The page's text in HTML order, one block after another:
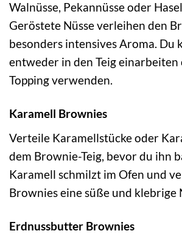
Walnüsse, Pekannüsse oder
Geröstete Nüsse verleihen den
besonders intensives Aroma. Du
entweder in den Teig einarbeiten
Topping verwenden.
Karamell Brownies
Verteile Karamellstücke oder
dem Brownie-Teig, bevor du ihn
Karamell schmilzt im Ofen und
Brownies eine süße und klebrige
Erdnussbutter Brownies